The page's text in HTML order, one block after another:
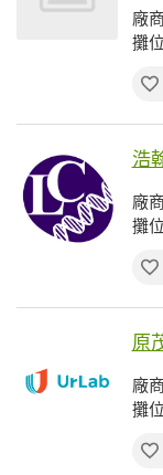
廠
攤
浩
廠
攤
原
廠
攤